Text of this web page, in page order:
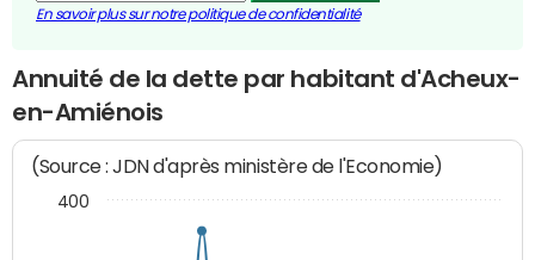
En savoir plus sur notre politique de confidentialité
Annuité de la dette par habitant d'Acheux-
en-Amiénois
(Source : JDN d'après ministère de l'Economie)
400